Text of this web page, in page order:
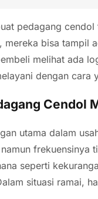
pedagang
mereka bisa tampil
melihat ada
dengan cara
utama dalam
frekuensinya
seperti
situasi ramai,